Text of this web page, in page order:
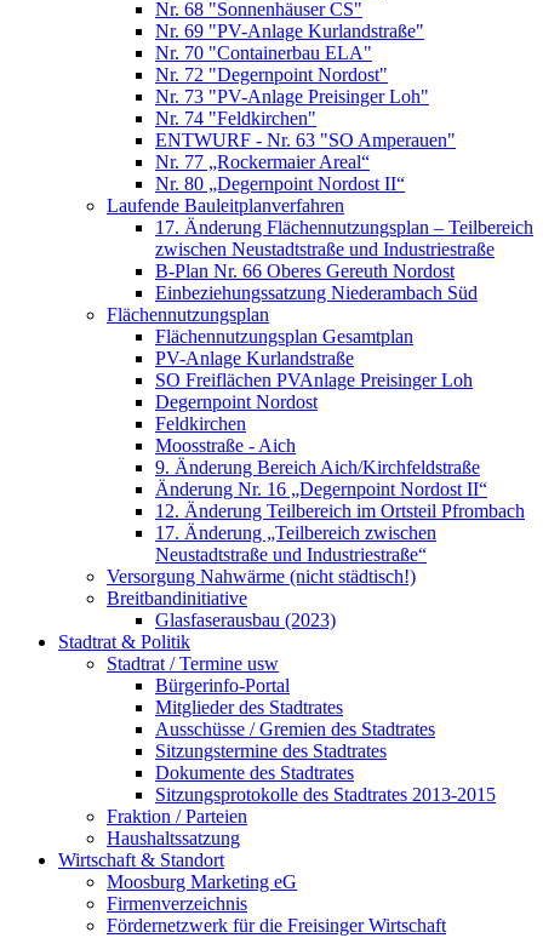
Nr. 68 "Sonnenhäuser CS"
Nr. 69 "PV-Anlage Kurlandstraße"
Nr. 70 "Containerbau ELA"
Nr. 72 "Degernpoint Nordost"
Nr. 73 "PV-Anlage Preisinger Loh"
Nr. 74 "Feldkirchen"
ENTWURF - Nr. 63 "SO Amperauen"
Nr. 77 „Rockermaier Areal“
Nr. 80 „Degernpoint Nordost II“
Laufende Bauleitplanverfahren
17. Änderung Flächennutzungsplan – Teilbereich
zwischen Neustadtstraße und Industriestraße
B-Plan Nr. 66 Oberes Gereuth Nordost
Einbeziehungssatzung Niederambach Süd
Flächennutzungsplan
Flächennutzungsplan Gesamtplan
PV-Anlage Kurlandstraße
SO Freiflächen PV­Anlage Preisinger Loh
Degernpoint Nordost
Feldkirchen
Moosstraße - Aich
9. Änderung Bereich Aich/Kirchfeldstraße
Änderung Nr. 16 „Degernpoint Nordost II“
12. Änderung Teilbereich im Ortsteil Pfrombach
17. Änderung „Teilbereich zwischen
Neustadtstraße und Industriestraße“
Versorgung Nahwärme (nicht städtisch!)
Breitbandinitiative
Glasfaserausbau (2023)
Stadtrat & Politik
Stadtrat / Termine usw
Bürgerinfo-Portal
Mitglieder des Stadtrates
Ausschüsse / Gremien des Stadtrates
Sitzungstermine des Stadtrates
Dokumente des Stadtrates
Sitzungsprotokolle des Stadtrates 2013-2015
Fraktion / Parteien
Haushaltssatzung
Wirtschaft & Standort
Moosburg Marketing eG
Firmenverzeichnis
Fördernetzwerk für die Freisinger Wirtschaft